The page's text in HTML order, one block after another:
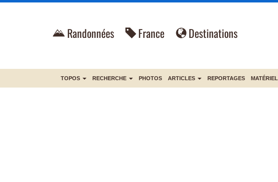
Randonnées France Destinations
TOPOS RECHERCHE PHOTOS ARTICLES REPORTAGES MATÉRIEL